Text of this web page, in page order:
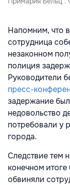
Напомним, что
сотрудница
незаконном
полиция
Руководители
пресс-
задержание
недовольство
потребовали у
города.
Следствие тем
конечном
обвиняли